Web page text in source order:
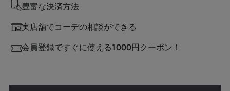
豊富な決済方法
実店舗でコーデの相談ができる
会員登録ですぐに使える1000円クーポン！